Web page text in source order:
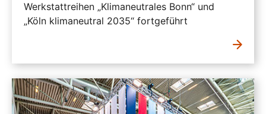
Werkstattreihen „Klimaneutrales Bonn“ und
„Köln klimaneutral 2035“ fortgeführt